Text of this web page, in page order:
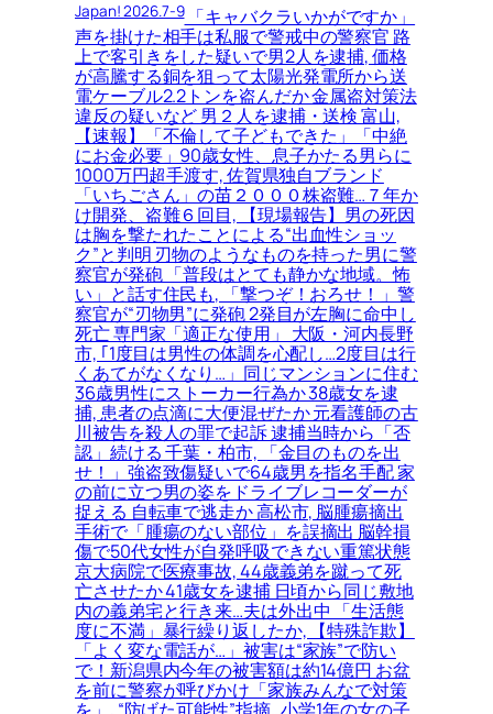
Japan! 2026.7-9「キャバクラいかがですか」
声を掛けた相手は私服で警戒中の警察官 路
上で客引きをした疑いで男2人を逮捕, 価格
が高騰する銅を狙って太陽光発電所から送
電ケーブル2.2トンを盗んだか 金属盗対策法
違反の疑いなど 男２人を逮捕・送検 富山,
【速報】「不倫して子どもできた」「中絶
にお金必要」90歳女性、息子かたる男らに
1000万円超手渡す, 佐賀県独自ブランド
「いちごさん」の苗２０００株盗難…７年か
け開発、盗難６回目, 【現場報告】男の死因
は胸を撃たれたことによる“出血性ショッ
ク”と判明 刃物のようなものを持った男に警
察官が発砲 「普段はとても静かな地域。怖
い」と話す住民も, 「撃つぞ！おろせ！」警
察官が“刃物男”に発砲 2発目が左胸に命中し
死亡 専門家「適正な使用」 大阪・河内長野
市, ｢1度目は男性の体調を心配し…2度目は行
くあてがなくなり…」同じマンションに住む
36歳男性にストーカー行為か 38歳女を逮
捕, 患者の点滴に大便混ぜたか 元看護師の古
川被告を殺人の罪で起訴 逮捕当時から「否
認」続ける 千葉・柏市, 「金目のものを出
せ！」強盗致傷疑いで64歳男を指名手配 家
の前に立つ男の姿をドライブレコーダーが
捉える 自転車で逃走か 高松市, 脳腫瘍摘出
手術で「腫瘍のない部位」を誤摘出 脳幹損
傷で50代女性が自発呼吸できない重篤状態
京大病院で医療事故, 44歳義弟を蹴って死
亡させたか 41歳女を逮捕 日頃から同じ敷地
内の義弟宅と行き来…夫は外出中 「生活態
度に不満」暴行繰り返したか, 【特殊詐欺】
「よく変な電話が…」被害は“家族”で防い
で！新潟県内今年の被害額は約14億円 お盆
を前に警察が呼びかけ「家族みんなで対策